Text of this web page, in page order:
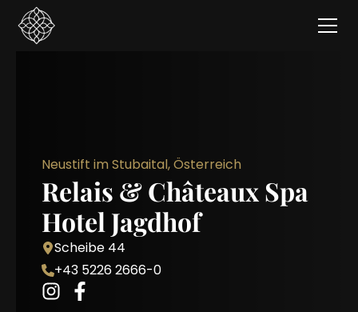
Neustift im Stubaital, Österreich
Relais & Châteaux Spa
Hotel Jagdhof
Scheibe 44
+43 5226 2666-0